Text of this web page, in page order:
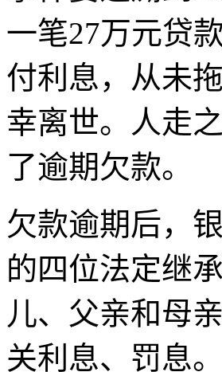
一笔27万元贷
付利息，从未
幸离世。人走
了逾期欠款。
欠款逾期后，
的四位法定继
儿、父亲和母
关利息、罚息。